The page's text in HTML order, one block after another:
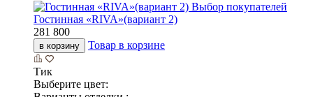
Выбор покупателей
Гостинная «RIVA»(вариант 2)
281 800
в корзину Товар в корзине
Тик
Выберите цвет: